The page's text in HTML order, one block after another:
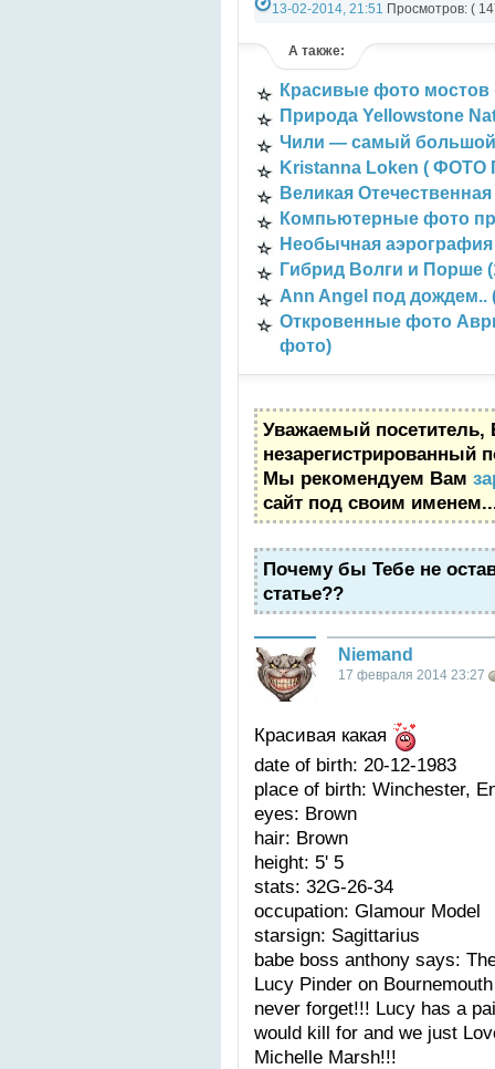
13-02-2014, 21:51
Просмотров: (
А также:
Красивые фото мостов
Природа Yellowstone
Чили — самый
Kristanna Loken ( ФОТО
Великая
Компьютерные фото
Необычная
Гибрид Волги и Порше
Ann Angel под
Откровенные фото
фото)
Уважаемый посетитель,
незарегистрированный
Мы рекомендуем Вам
сайт под своим
Почему бы Тебе не
статье??
Niemand
17 февраля 2014 23:27
Красивая какая
date of birth: 20-12-1983
place of birth: Winchester,
eyes: Brown
hair: Brown
height: 5' 5
stats: 32G-26-34
occupation: Glamour Model
starsign: Sagittarius
babe boss anthony says:
Lucy Pinder on
never forget!!! Lucy has a
would kill for and we just
Michelle Marsh!!!